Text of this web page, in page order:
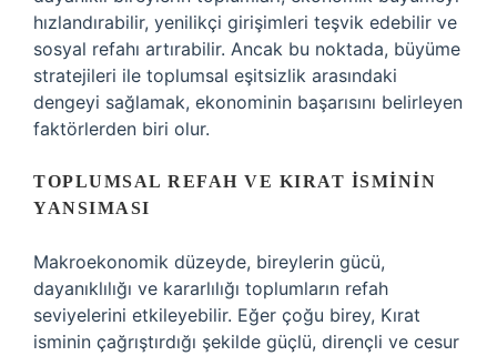
hızlandırabilir, yenilikçi girişimleri teşvik edebilir ve
sosyal refahı artırabilir. Ancak bu noktada, büyüme
stratejileri ile toplumsal eşitsizlik arasındaki
dengeyi sağlamak, ekonominin başarısını belirleyen
faktörlerden biri olur.
TOPLUMSAL REFAH VE KIRAT İSMININ
YANSIMASI
Makroekonomik düzeyde, bireylerin gücü,
dayanıklılığı ve kararlılığı toplumların refah
seviyelerini etkileyebilir. Eğer çoğu birey, Kırat
isminin çağrıştırdığı şekilde güçlü, dirençli ve cesur